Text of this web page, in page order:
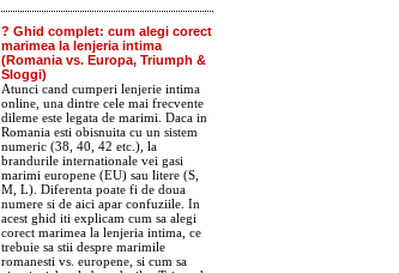
? Ghid complet: cum alegi corect
marimea la lenjeria intima
(Romania vs. Europa, Triumph &
Sloggi)
Atunci cand cumperi lenjerie intima
online, una dintre cele mai frecvente
dileme este legata de marimi. Daca in
Romania esti obisnuita cu un sistem
numeric (38, 40, 42 etc.), la
brandurile internationale vei gasi
marimi europene (EU) sau litere (S,
M, L). Diferenta poate fi de doua
numere si de aici apar confuziile. In
acest ghid iti explicam cum sa alegi
corect marimea la lenjeria intima, ce
trebuie sa stii despre marimile
romanesti vs. europene, si cum sa